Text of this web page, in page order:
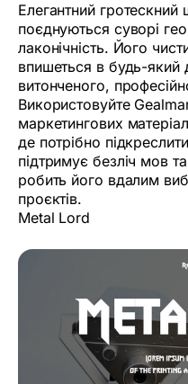
Елегантний
поєднуються суворі
лаконічність. Його
впишеться в будь-який
витонченого,
Використовуйте
маркетингових
де потрібно
підтримує безліч мов
робить його вдалим
проєктів.
Metal Lord